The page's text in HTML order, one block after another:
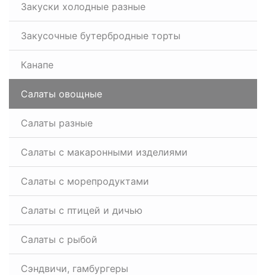
Закуски холодные разные
Закусочные бутербродные торты
Канапе
Салаты овощные
Салаты разные
Салаты с макаронными изделиями
Салаты с морепродуктами
Салаты с птицей и дичью
Салаты с рыбой
Сэндвичи, гамбургеры